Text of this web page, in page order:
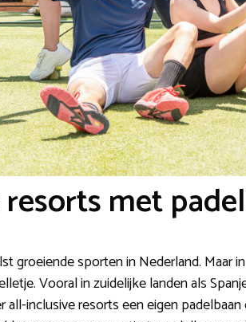
met
groeiende sporten in Nederland. Maar
Vooral in zuidelijke landen als
inclusive resorts een eigen